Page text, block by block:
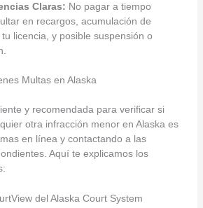
Claras: No pagar a tiempo
en recargos, acumulación de
licencia, y posible suspensión o
Multas en Alaska
y recomendada para verificar si
otra infracción menor en Alaska es
en línea y contactando a las
Aquí te explicamos los
del Alaska Court System